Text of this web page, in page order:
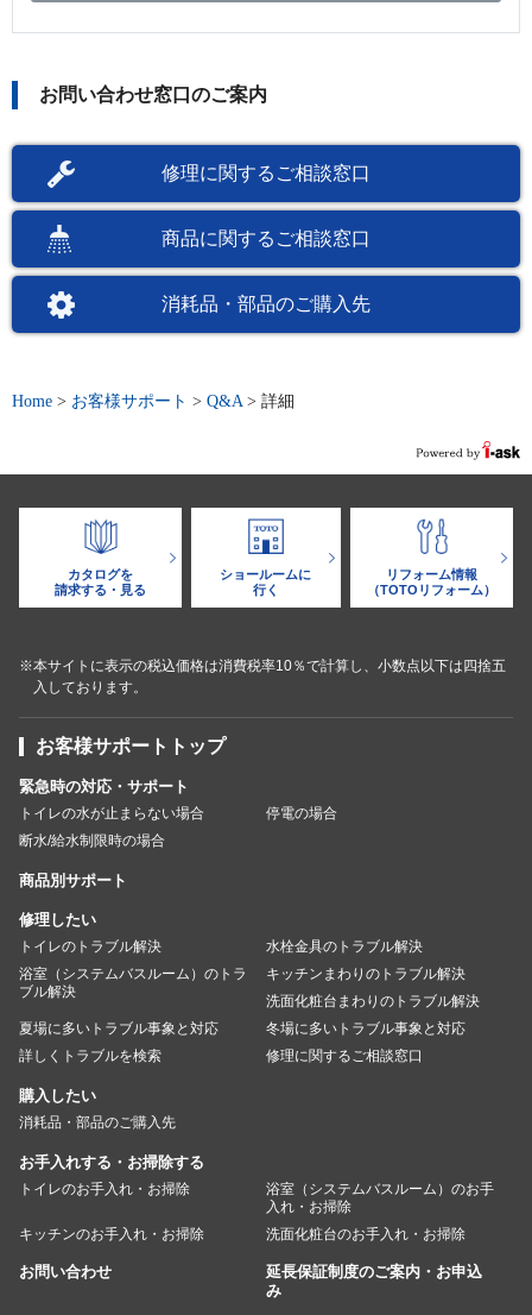
お問い合わせ窓口のご案内
修理に関するご相談窓口
商品に関するご相談窓口
消耗品・部品のご購入先
Home > お客様サポート > Q&A > 詳細
カタログを
請求する・見る
ショールームに
行く
リフォーム情報
（TOTOリフォーム）
※本サイトに表示の税込価格は消費税率10％で計算し、小数点以下は四捨五
入しております。
お客様サポートトップ
緊急時の対応・サポート
トイレの水が止まらない場合
停電の場合
断水/給水制限時の場合
商品別サポート
修理したい
トイレのトラブル解決
水栓金具のトラブル解決
浴室（システムバスルーム）のトラ
ブル解決
キッチンまわりのトラブル解決
洗面化粧台まわりのトラブル解決
夏場に多いトラブル事象と対応
冬場に多いトラブル事象と対応
詳しくトラブルを検索
修理に関するご相談窓口
購入したい
消耗品・部品のご購入先
お手入れする・お掃除する
トイレのお手入れ・お掃除
浴室（システムバスルーム）のお手
入れ・お掃除
キッチンのお手入れ・お掃除
洗面化粧台のお手入れ・お掃除
お問い合わせ
延長保証制度のご案内・お申込
み